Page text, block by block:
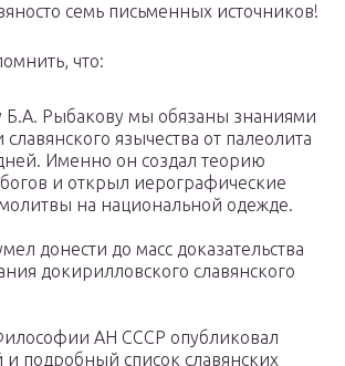
семь письменных источников!
что:
Б.А. Рыбакову мы обязаны знаниями
язычества от палеолита
Именно он создал теорию
и открыл иерографические
на национальной одежде.
донести до масс доказательства
докирилловского славянского
АН СССР опубликовал
подробный список славянских